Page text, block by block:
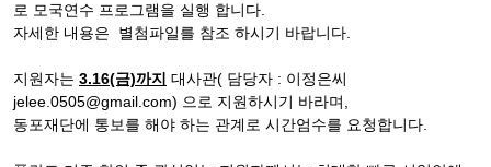
로 모국연수 프로그램을 실행 합니다.
자세한 내용은 별첨파일를 참조 하시기 바랍니다.
지원자는 3.16(금)까지 대사관( 담당자 : 이정은씨
jelee.0505@gmail.com) 으로 지원하시기 바라며,
동포재단에 통보를 해야 하는 관계로 시간엄수를 요청합니다.